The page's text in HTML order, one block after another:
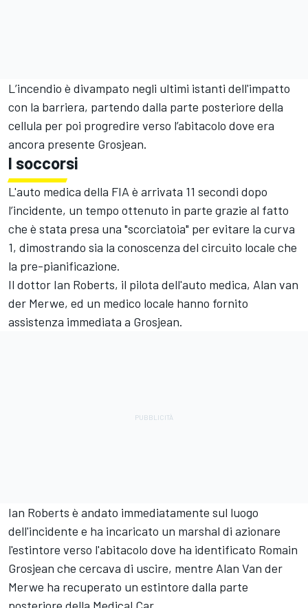
L’incendio è divampato negli ultimi istanti dell'impatto
con la barriera, partendo dalla parte posteriore della
cellula per poi progredire verso l’abitacolo dove era
ancora presente Grosjean.
I soccorsi
L'auto medica della FIA è arrivata 11 secondi dopo
l’incidente, un tempo ottenuto in parte grazie al fatto
che è stata presa una "scorciatoia" per evitare la curva
1, dimostrando sia la conoscenza del circuito locale che
la pre-pianificazione.
Il dottor Ian Roberts, il pilota dell'auto medica, Alan van
der Merwe, ed un medico locale hanno fornito
assistenza immediata a Grosjean.
Ian Roberts è andato immediatamente sul luogo
dell'incidente e ha incaricato un marshal di azionare
l'estintore verso l'abitacolo dove ha identificato Romain
Grosjean che cercava di uscire, mentre Alan Van der
Merwe ha recuperato un estintore dalla parte